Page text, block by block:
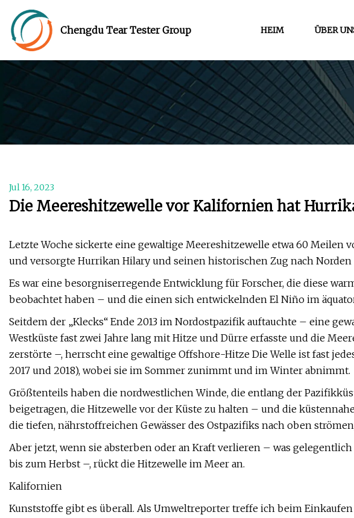
Chengdu Tear Tester Group HEIM ÜBER
Jul 16, 2023
Die Meereshitzewelle vor Kalifornien hat
Letzte Woche sickerte eine gewaltige Meereshitzewelle etwa 60 Meilen
und versorgte Hurrikan Hilary und seinen historischen Zug nach Norden
Es war eine besorgniserregende Entwicklung für Forscher, die diese
beobachtet haben – und die einen sich entwickelnden El Niño im
Seitdem der „Klecks“ Ende 2013 im Nordostpazifik auftauchte – eine
Westküste fast zwei Jahre lang mit Hitze und Dürre erfasste und die
zerstörte –, herrscht eine gewaltige Offshore-Hitze Die Welle ist fast
2017 und 2018), wobei sie im Sommer zunimmt und im Winter abnimmt.
Größtenteils haben die nordwestlichen Winde, die entlang der
beigetragen, die Hitzewelle vor der Küste zu halten – und die
die tiefen, nährstoffreichen Gewässer des Ostpazifiks nach oben
Aber jetzt, wenn sie absterben oder an Kraft verlieren – was
bis zum Herbst –, rückt die Hitzewelle im Meer an.
Kalifornien
Kunststoffe gibt es überall. Als Umweltreporter treffe ich beim